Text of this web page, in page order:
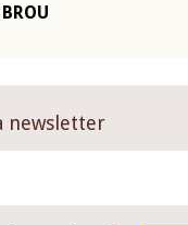
newsletter